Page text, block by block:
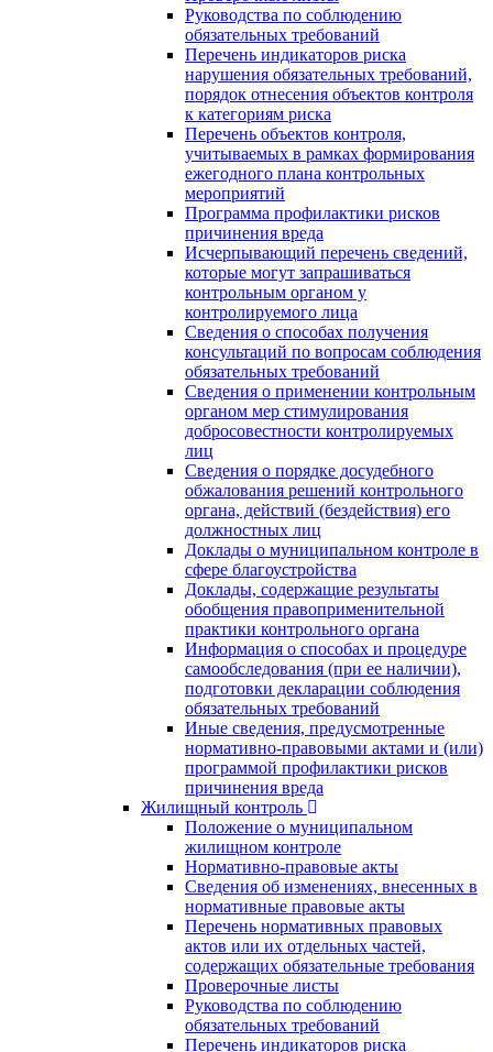
Руководства по соблюдению
обязательных требований
Перечень индикаторов риска
нарушения обязательных требований,
порядок отнесения объектов контроля
к категориям риска
Перечень объектов контроля,
учитываемых в рамках формирования
ежегодного плана контрольных
мероприятий
Программа профилактики рисков
причинения вреда
Исчерпывающий перечень сведений,
которые могут запрашиваться
контрольным органом у
контролируемого лица
Сведения о способах получения
консультаций по вопросам соблюдения
обязательных требований
Сведения о применении контрольным
органом мер стимулирования
добросовестности контролируемых
лиц
Сведения о порядке досудебного
обжалования решений контрольного
органа, действий (бездействия) его
должностных лиц
Доклады о муниципальном контроле в
сфере благоустройства
Доклады, содержащие результаты
обобщения правоприменительной
практики контрольного органа
Информация о способах и процедуре
самообследования (при ее наличии),
подготовки декларации соблюдения
обязательных требований
Иные сведения, предусмотренные
нормативно-правовыми актами и (или)
программой профилактики рисков
причинения вреда
Жилищный контроль
Положение о муниципальном
жилищном контроле
Нормативно-правовые акты
Сведения об изменениях, внесенных в
нормативные правовые акты
Перечень нормативных правовых
актов или их отдельных частей,
содержащих обязательные требования
Проверочные листы
Руководства по соблюдению
обязательных требований
Перечень индикаторов риска